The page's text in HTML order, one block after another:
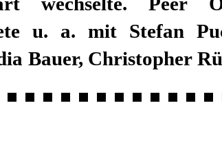
u. a. mit Stefan
Bauer, Christopher